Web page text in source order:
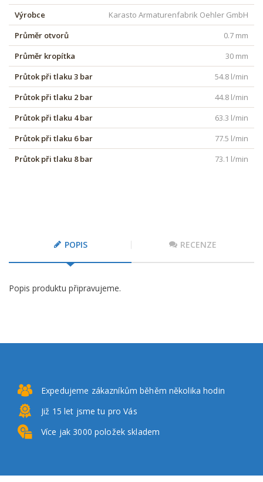
Výrobce
Karasto Armaturenfabrik Oehler GmbH
Průměr otvorů
0.7 mm
Průměr kropítka
30 mm
Průtok při tlaku 3 bar
54.8 l/min
Průtok při tlaku 2 bar
44.8 l/min
Průtok při tlaku 4 bar
63.3 l/min
Průtok při tlaku 6 bar
77.5 l/min
Průtok při tlaku 8 bar
73.1 l/min
POPIS RECENZE
Popis produktu připravujeme.
Expedujeme zákazníkům běhěm několika hodin
Již 15 let jsme tu pro Vás
Více jak 3000 položek skladem